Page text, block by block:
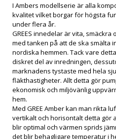
I Ambers modellserie är alla
kvalitet vilket borgar för högsta
under flera år.
GREES innedelar är vita, smäckra
med tanken på att de ska smälta
nordiska hemmen. Tack vare
diskret del av inredningen,
marknadens tystaste med hela
fläkthastigheter. Allt detta gör
ekonomisk och miljövänlig
hem.
Med GREE Amber kan man rikta
vertikalt och horisontalt detta gör
blir optimal och värmen sprids
det blir behagligare temperatur i